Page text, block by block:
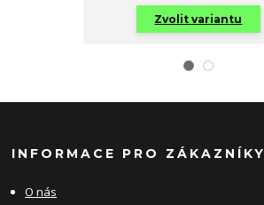
Zvolit variantu
INFORMACE PRO ZÁKAZNÍKY
O nás